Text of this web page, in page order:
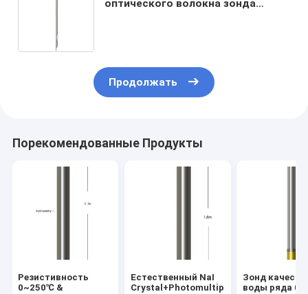
оптического волокна зонда
Продолжать
Порекомендованные Продукты
Резистивность
0~250℃ &
Естественный NaI
Crystal+Photomultiplier
Зонд
воды ряда